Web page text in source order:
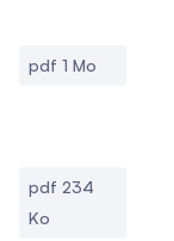
pdf 1 Mo
pdf 234
Ko